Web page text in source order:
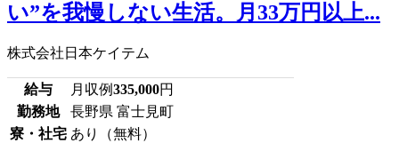
い”を我慢しない生活。月33万円以上...
株式会社日本ケイテム
給与 月収例335,000円
勤務地
長野県 富士見町
寮・社宅 あり（無料）